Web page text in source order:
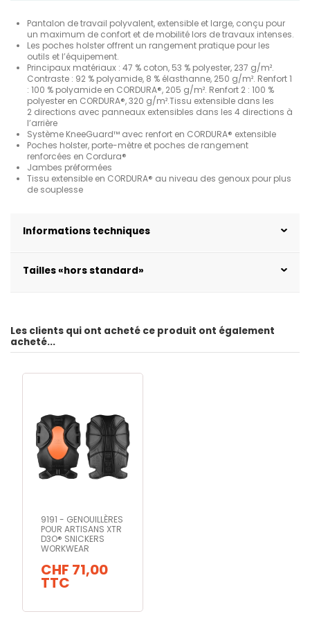
Pantalon de travail polyvalent, extensible et large, conçu pour
un maximum de confort et de mobilité lors de travaux intenses.
Les poches holster offrent un rangement pratique pour les
outils et l’équipement.
Principaux matériaux : 47 % coton, 53 % polyester, 237 g/m².
Contraste : 92 % polyamide, 8 % élasthanne, 250 g/m². Renfort 1
: 100 % polyamide en CORDURA®, 205 g/m². Renfort 2 : 100 %
polyester en CORDURA®, 320 g/m².Tissu extensible dans les
2 directions avec panneaux extensibles dans les 4 directions à
l’arrière
Système KneeGuard™ avec renfort en CORDURA® extensible
Poches holster, porte-mètre et poches de rangement
renforcées en Cordura®
Jambes préformées
Tissu extensible en CORDURA® au niveau des genoux pour plus
de souplesse
Informations techniques
Tailles «hors standard»
Les clients qui ont acheté ce produit ont également
acheté...
9191 - GENOUILLÈRES
POUR ARTISANS XTR
D3O® SNICKERS
WORKWEAR
CHF 71,00
TTC